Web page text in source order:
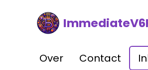
Over Contact